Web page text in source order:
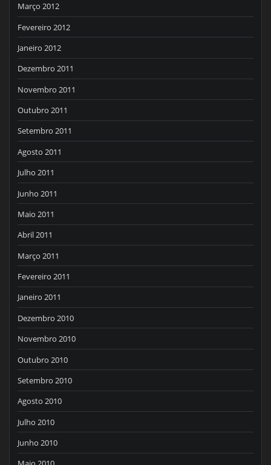
Março 2012
Fevereiro 2012
Janeiro 2012
Dezembro 2011
Novembro 2011
Outubro 2011
Setembro 2011
Agosto 2011
Julho 2011
Junho 2011
Maio 2011
Abril 2011
Março 2011
Fevereiro 2011
Janeiro 2011
Dezembro 2010
Novembro 2010
Outubro 2010
Setembro 2010
Agosto 2010
Julho 2010
Junho 2010